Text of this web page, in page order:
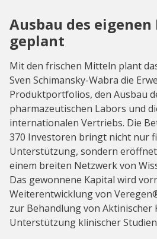
Ausbau des eigenen
geplant
Mit den frischen Mitteln plant
Sven Schimansky-Wabra die
Produktportfolios, den Ausbau
pharmazeutischen Labors und
internationalen Vertriebs. Die
370 Investoren bringt nicht nur
Unterstützung, sondern
einem breiten Netzwerk von
Das gewonnene Kapital wird
Weiterentwicklung von
zur Behandlung von Aktinischer
Unterstützung klinischer